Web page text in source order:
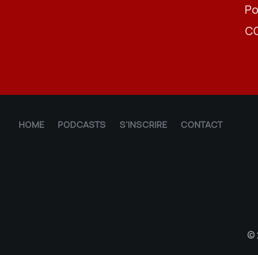
HOME PODCASTS S'INSCRIRE CONTACT
©